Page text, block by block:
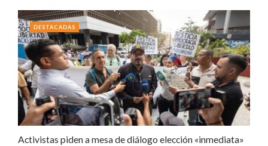
Activistas piden a mesa de diálogo elección «inmediata»
DESTACADAS